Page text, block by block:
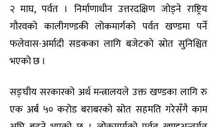
२ माघ, पर्वत । निर्माणाधीन उत्तरदक्षिण जोड्ने राष्ट्रिय
गौरवको कालीगण्डकी लोकमार्गको पर्वत खण्डमा पर्ने
फलेवास-अर्मादी सडकका लागि बजेटको स्रोत सुनिश्चित
भएको छ ।
सङ्घीय सरकारको अर्थ मन्त्रालयले उक्त खण्डका लागि रु
एक अर्ब ५० करोड बराबरको स्रोत सहमति गरेसँगै काम